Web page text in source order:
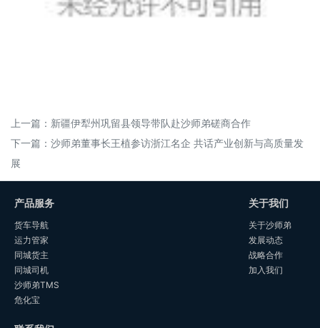
上一篇： 新疆伊犁州巩留县领导带队赴沙师弟磋商合作
下一篇： 沙师弟董事长王植参访浙江名企 共话产业创新与高质量发
展
产品服务
货车导航
运力管家
同城货主
同城司机
沙师弟TMS
危化宝
关于我们
关于沙师弟
发展动态
战略合作
加入我们